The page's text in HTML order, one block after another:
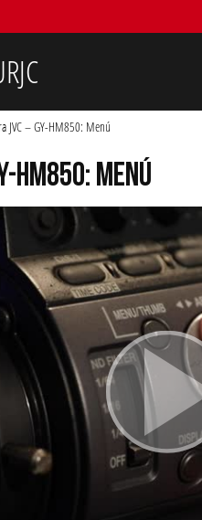
JVC – GY-HM850: Menú
HM850: MENÚ